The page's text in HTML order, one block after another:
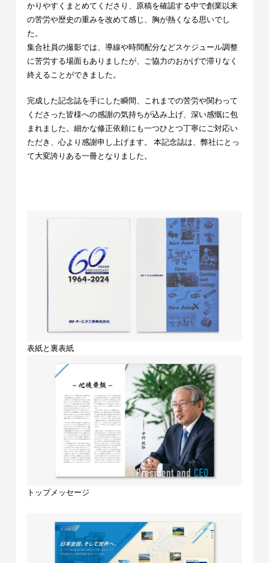
かりやすくまとめてくださり、原稿を確認する中で創業以来
の苦労や歴史の重みを改めて感じ、胸が熱くなる思いでし
た。
集合社員の撮影では、導線や時間配分などスケジュール調整
に苦労する場面もありましたが、ご協力のおかげで滞りなく
終えることができました。
完成した記念誌を手にした瞬間、これまでの苦労や関わって
くださった皆様への感謝の気持ちが込み上げ、深い感慨に包
まれました。細かな修正依頼にも一つひとつ丁寧にご対応い
ただき、心より感謝申し上げます。 本記念誌は、弊社にとっ
て大変誇りある一冊となりました。
表紙と裏表紙
トップメッセージ